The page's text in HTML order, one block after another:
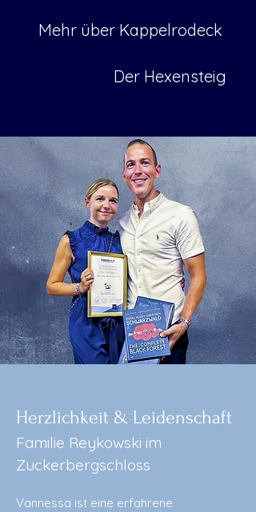
Mehr über Kappelrodeck
Der Hexensteig
Herzlichkeit & Leidenschaft
Familie Reykowski im
Zuckerbergschloss
Vannessa ist eine erfahrene